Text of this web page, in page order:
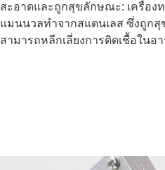
สะอาดและถูกสุขลักษณะ: เครื่อง
แมนนวลทำจากสแตนเลส ซึ่งถูก
สามารถหลีกเลี่ยงการติดเชื้อในอ